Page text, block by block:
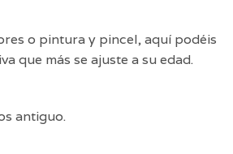
o pintura y pincel, aquí podéis
que más se ajuste a su edad.
antiguo.